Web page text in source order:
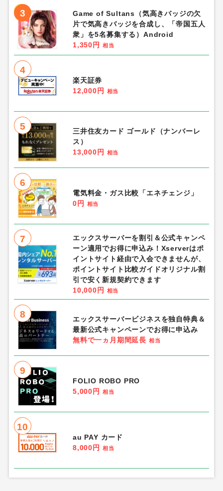
3
Game of Sultans（気高きバッジの欠
片で気高きバッジを合成し、「帝国五人
衆」を5名募集する）Android
1,350円
相当
4
楽天証券
12,000円
相当
5
三井住友カード ゴールド（ナンバーレ
ス）
13,000円
相当
6
電気料金・ガス比較「エネチェンジ」
0円
相当
7
エックスサーバーを割引＆公式キャンペ
ーン適用でお得に申込み！Xserverはポ
イントサイト経由で入会できませんが、
ポイントサイト比較ガイドオリジナル割
引で安く新規契約できます
10,000円
相当
8
エックスサーバービジネスを独自特典＆
最新公式キャンペーンでお得に申込み
無料で一ヵ月期間延長 相当
9
FOLIO ROBO PRO
5,000円
相当
10
au PAY カード
8,000円
相当